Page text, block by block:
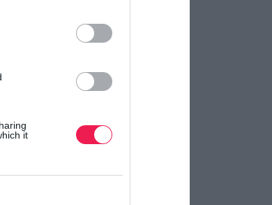
it
κανονικά
από τον γονέα/
πριν τον αγώνα.
ανατρέξτε στον